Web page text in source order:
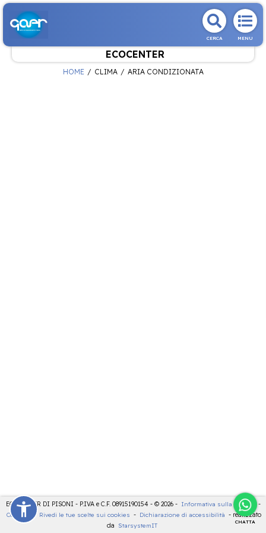
CERCA MENU
ECOCENTER
CHATTA
HOME CLIMA ARIA CONDIZIONATA
ECOCENTER DI PISONI - P.IVA e C.F. 08915190154 - © 2026 - Informativa sulla privacy
-
Cookies
- Rivedi le tue scelte sui cookies - Dichiarazione di accessibilità - realizzato
da
StarsystemIT